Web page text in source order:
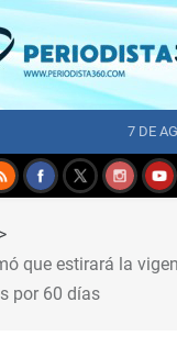
7 DE
>
que estirará la
por 60 días